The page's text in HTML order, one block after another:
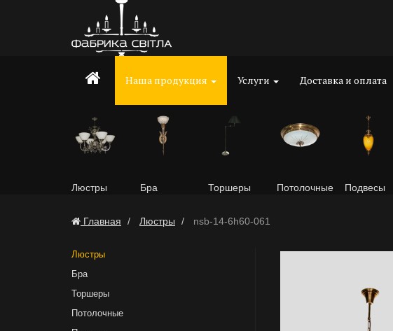
Наша продукция Услуги Доставка и оплата
Люстры Бра Торшеры Потолочные Подвесы
Главная Люстры nsb-14-6h60-061
Люстры
Бра
Торшеры
Потолочные